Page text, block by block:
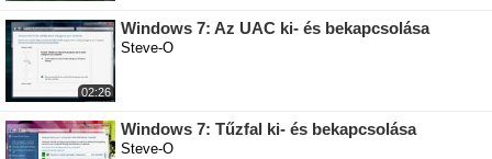
02:26
Windows 7: Az UAC ki- és bekapcsolása
Steve-O
Windows 7: Tűzfal ki- és bekapcsolása
Steve-O